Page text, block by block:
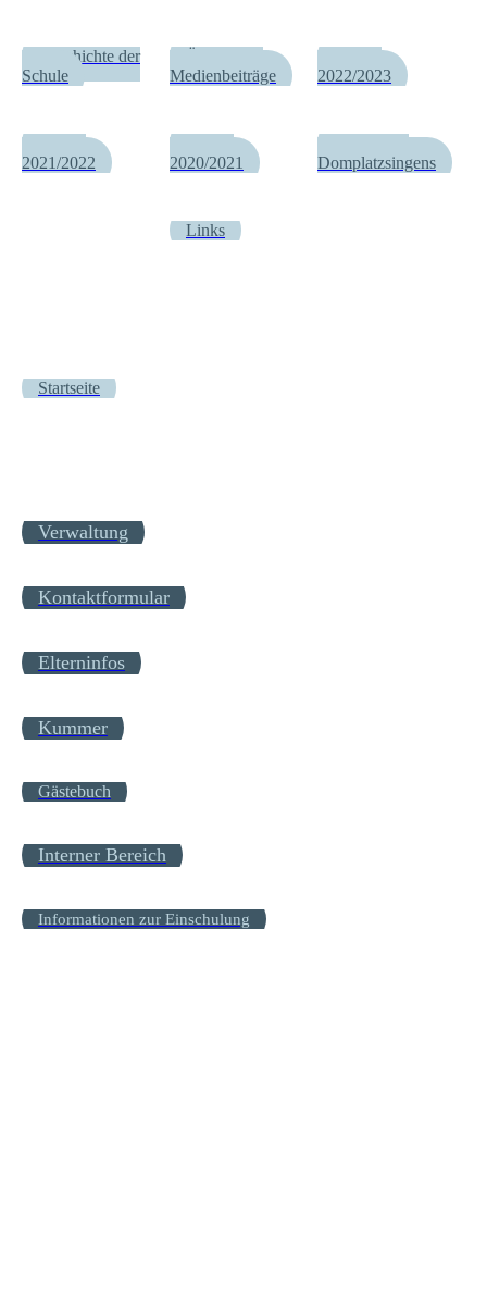
Geschichte der
Schule
Medienbeiträge
2022/2023
2021/2022
2020/2021
Domplatzsingens
Links
Startseite
Verwaltung
Kontaktformular
Elterninfos
Kummer
Gästebuch
Interner Bereich
Informationen zur Einschulung